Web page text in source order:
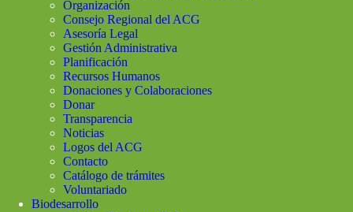
Organización
Consejo Regional del ACG
Asesoría Legal
Gestión Administrativa
Planificación
Recursos Humanos
Donaciones y Colaboraciones
Donar
Transparencia
Noticias
Logos del ACG
Contacto
Catálogo de trámites
Voluntariado
Biodesarrollo